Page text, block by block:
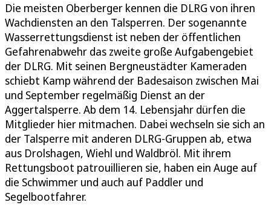
Die meisten Oberberger kennen die DLRG von ihren
Wachdiensten an den Talsperren. Der sogenannte
Wasserrettungsdienst ist neben der öffentlichen
Gefahrenabwehr das zweite große Aufgabengebiet
der DLRG. Mit seinen Bergneustädter Kameraden
schiebt Kamp während der Badesaison zwischen Mai
und September regelmäßig Dienst an der
Aggertalsperre. Ab dem 14. Lebensjahr dürfen die
Mitglieder hier mitmachen. Dabei wechseln sie sich an
der Talsperre mit anderen DLRG-Gruppen ab, etwa
aus Drolshagen, Wiehl und Waldbröl. Mit ihrem
Rettungsboot patrouillieren sie, haben ein Auge auf
die Schwimmer und auch auf Paddler und
Segelbootfahrer.